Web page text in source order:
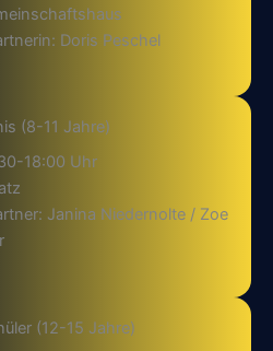
Doris Peschel
(8-11 Jahre)
18:00 Uhr
Janina Niedernolte / Zoe
(12-15 Jahre)